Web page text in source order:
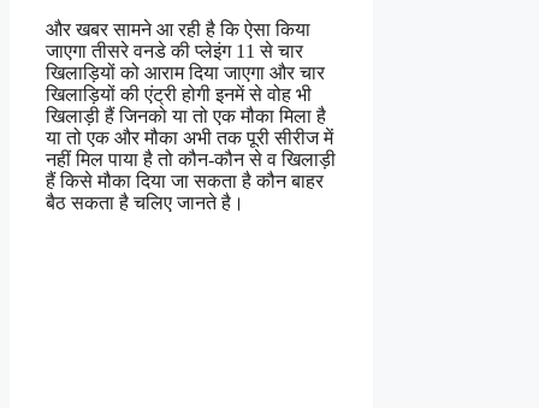
और खबर सामने आ रही है कि ऐसा किया
जाएगा तीसरे वनडे की प्लेइंग 11 से चार
खिलाड़ियों को आराम दिया जाएगा और चार
खिलाड़ियों की एंट्री होगी इनमें से वोह भी
खिलाड़ी हैं जिनको या तो एक मौका मिला है
या तो एक और मौका अभी तक पूरी सीरीज में
नहीं मिल पाया है तो कौन-कौन से व खिलाड़ी
हैं किसे मौका दिया जा सकता है कौन बाहर
बैठ सकता है चलिए जानते है।